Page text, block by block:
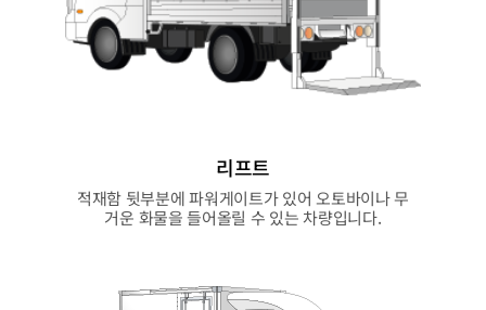
리프트
적재함 뒷부분에 파워게이트가 있어 오토바이나 무
거운 화물을 들어올릴 수 있는 차량입니다.